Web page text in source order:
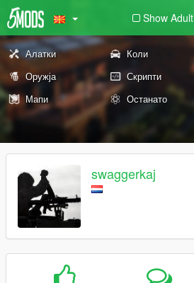
Show Adult
Алатки Коли
Оружја
Скрипти
Мапи
Останато
swaggerkaj